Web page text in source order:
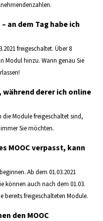
an dem Tag habe ich
freigeschaltet. Über 8
Modul hinzu. Wann genau Sie
derer ich online
Module freigeschaltet sind,
Sie möchten.
MOOC verpasst, kann
Ab dem 01.03.2021
können auch nach dem 01.03.
bereits freigeschalteten Module.
den MOOC